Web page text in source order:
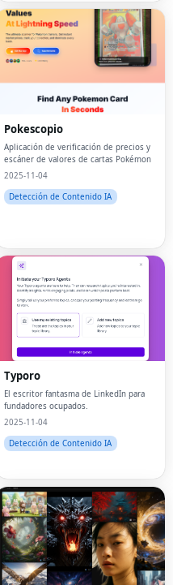
Pokescopio
Aplicación de verificación de precios y
escáner de valores de cartas Pokémon
2025-11-04
Detección de Contenido IA
Typoro
El escritor fantasma de LinkedIn para
fundadores ocupados.
2025-11-04
Detección de Contenido IA